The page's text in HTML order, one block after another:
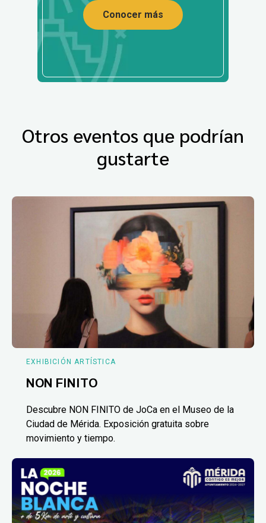
Conocer más
Otros eventos que podrían
gustarte
EXHIBICIÓN ARTÍSTICA
NON FINITO
Descubre NON FINITO de JoCa en el Museo de la
Ciudad de Mérida. Exposición gratuita sobre
movimiento y tiempo.